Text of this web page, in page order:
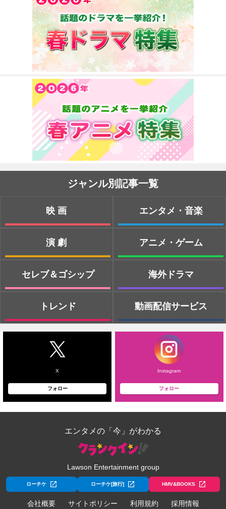
ジャンル別記事一覧
映画
演劇
セレブ＆ゴシップ
トレンド
エンタメ・音楽
アニメ・ゲーム
海外ドラマ
動画配信サービス
X
フォロー
Instagram
フォロー
エンタメの「今」がわかる
Lawson Entertainment group
ローチケ ローチケ[旅行] HMV&BOOKS
会社概要 サイトポリシー 利用規約 採用情報